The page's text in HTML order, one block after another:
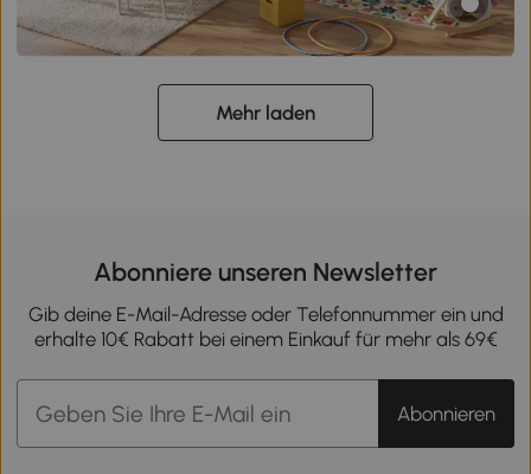
Mehr laden
Abonniere unseren Newsletter
Gib deine E-Mail-Adresse oder Telefonnummer ein und
erhalte 10€ Rabatt bei einem Einkauf für mehr als 69€
Abonnieren